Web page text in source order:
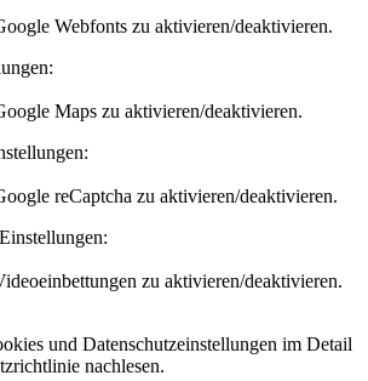
Webfonts zu aktivieren/deaktivieren.
Maps zu aktivieren/deaktivieren.
reCaptcha zu aktivieren/deaktivieren.
zu aktivieren/deaktivieren.
und Datenschutzeinstellungen im Detail
nachlesen.